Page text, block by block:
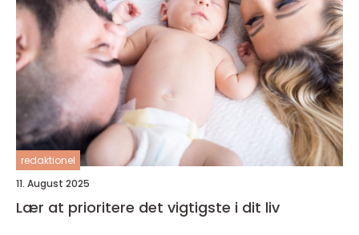
redaktionel
11. August 2025
Lær at prioritere det vigtigste i dit liv